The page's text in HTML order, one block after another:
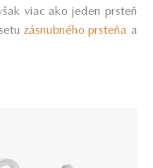
viac ako jeden prsteň
zásnubného prsteňa a